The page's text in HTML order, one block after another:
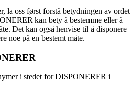
la oss først forstå betydningen av ordet
kan bety å bestemme eller å
Det kan også henvise til å disponere
noe på en bestemt måte.
i stedet for DISPONERER i